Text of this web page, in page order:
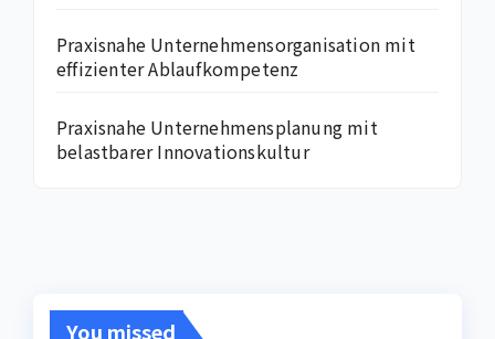
Praxisnahe Unternehmensorganisation mit
effizienter Ablaufkompetenz
Praxisnahe Unternehmensplanung mit
belastbarer Innovationskultur
You missed